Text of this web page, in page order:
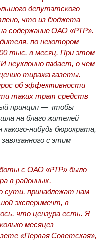
депутатского
что из бюджета
содержание ОАО «РТР».
по некотором
тыс. в месяц. При этом
падает, о чем
тиража газеты.
об эффективности
таких трат средств
принцип — чтобы
на благо жителей
какого-нибудь бюрократа,
с этим
с ОАО «РТР» было
в районных,
сути, принадлежат нам
эксперимент, в
что цензура есть. Я
месяцев
«Первая Советская»,